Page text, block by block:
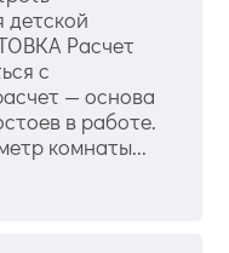
детской
Расчет
с
— основа
в работе.
комнаты...